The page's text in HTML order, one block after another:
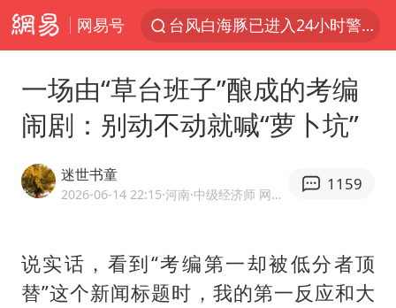
网易号
“秋天的第一杯奶茶”6岁了
四川宜宾市高县4.9级地震致1人死亡
胡彦斌获《歌手2026》歌王
胜宏科技：股票交易异常波动
中巨芯：上半年归母净利润1405.77万元
一场由“草台班子”酿成的考编
闹剧：别动不动就喊“萝卜坑”
迷世书童
2026-06-14 22:15·河南 ·中级经济师 网易号优质内容创作者
1159
说实话，看到“考编第一却被低分者顶
替”这个新闻标题时，我的第一反应和大